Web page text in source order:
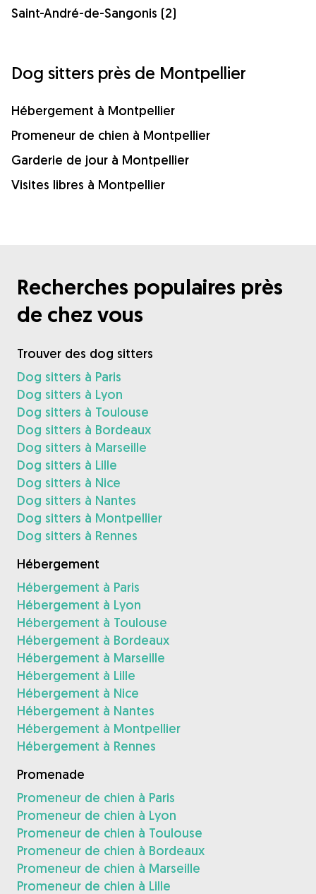
Saint-André-de-Sangonis (2)
Dog sitters près de Montpellier
Hébergement à Montpellier
Promeneur de chien à Montpellier
Garderie de jour à Montpellier
Visites libres à Montpellier
Recherches populaires près
de chez vous
Trouver des dog sitters
Dog sitters à Paris
Dog sitters à Lyon
Dog sitters à Toulouse
Dog sitters à Bordeaux
Dog sitters à Marseille
Dog sitters à Lille
Dog sitters à Nice
Dog sitters à Nantes
Dog sitters à Montpellier
Dog sitters à Rennes
Hébergement
Hébergement à Paris
Hébergement à Lyon
Hébergement à Toulouse
Hébergement à Bordeaux
Hébergement à Marseille
Hébergement à Lille
Hébergement à Nice
Hébergement à Nantes
Hébergement à Montpellier
Hébergement à Rennes
Promenade
Promeneur de chien à Paris
Promeneur de chien à Lyon
Promeneur de chien à Toulouse
Promeneur de chien à Bordeaux
Promeneur de chien à Marseille
Promeneur de chien à Lille